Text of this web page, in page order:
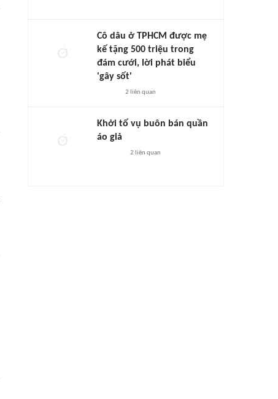
Cô dâu ở TPHCM được mẹ
kế tặng 500 triệu trong
đám cưới, lời phát biểu
'gây sốt'
2 liên quan
Khởi tố vụ buôn bán quần
áo giả
2 liên quan